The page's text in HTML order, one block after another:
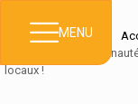
MENU
Douarnenez
locaux !